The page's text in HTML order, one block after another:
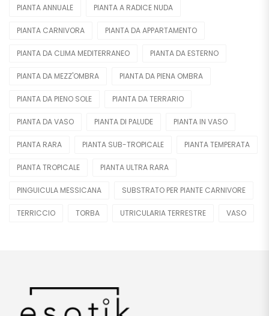
PIANTA ANNUALE PIANTA A RADICE NUDA
PIANTA CARNIVORA PIANTA DA APPARTAMENTO
PIANTA DA CLIMA MEDITERRANEO PIANTA DA ESTERNO
PIANTA DA MEZZ'OMBRA PIANTA DA PIENA OMBRA
PIANTA DA PIENO SOLE PIANTA DA TERRARIO
PIANTA DA VASO PIANTA DI PALUDE PIANTA IN VASO
PIANTA RARA PIANTA SUB-TROPICALE PIANTA TEMPERATA
PIANTA TROPICALE PIANTA ULTRA RARA
PINGUICULA MESSICANA SUBSTRATO PER PIANTE CARNIVORE
TERRICCIO TORBA UTRICULARIA TERRESTRE VASO